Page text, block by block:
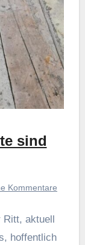
sind
Kommentare
Ritt, aktuell
hoffentlich